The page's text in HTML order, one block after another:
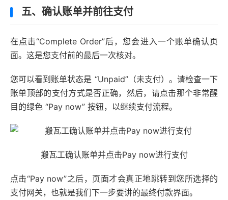
五、确认账单并前往支付
在点击“Complete Order”后，您会进入一个账单确认页
面。这是您支付前的最后一次核对。
您可以看到账单状态是 “Unpaid”（未支付）。请检查一下
账单顶部的支付方式是否正确，然后，请点击那个非常醒
目的绿色 “Pay now” 按钮，以继续支付流程。
搬瓦工确认账单并点击Pay now进行支付
点击“Pay now”之后，页面才会真正地跳转到您所选择的
支付网关，也就是我们下一步要讲的最终付款界面。